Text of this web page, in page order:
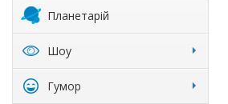
Планетарій
Шоу
Гумор